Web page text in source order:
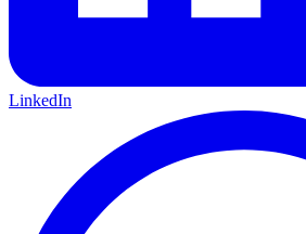
LinkedIn